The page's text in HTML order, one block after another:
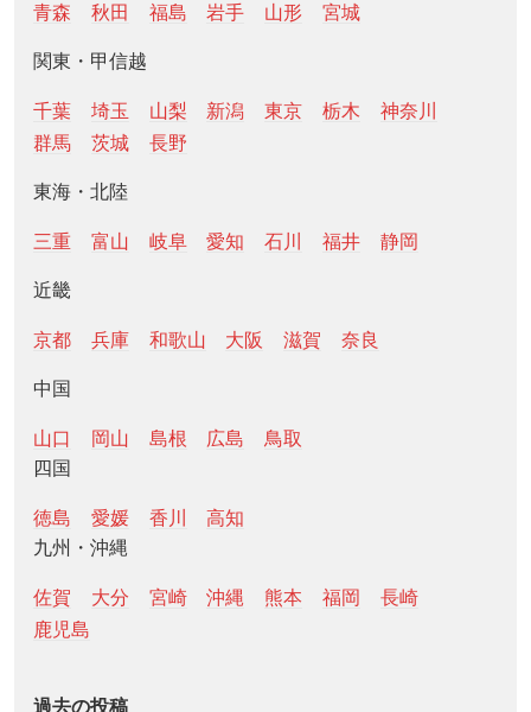
青森 秋田 福島 岩手 山形 宮城
関東・甲信越
千葉 埼玉 山梨 新潟 東京 栃木
神奈川
群馬
茨城 長野
東海・北陸
三重 富山 岐阜 愛知 石川 福井 静岡
近畿
京都 兵庫 和歌山 大阪 滋賀 奈良
中国
山口 岡山 島根 広島
鳥取
四国
徳島 愛媛 香川
高知
九州・沖縄
佐賀 大分 宮崎 沖縄 熊本 福岡
長崎
鹿児島
過去の投稿